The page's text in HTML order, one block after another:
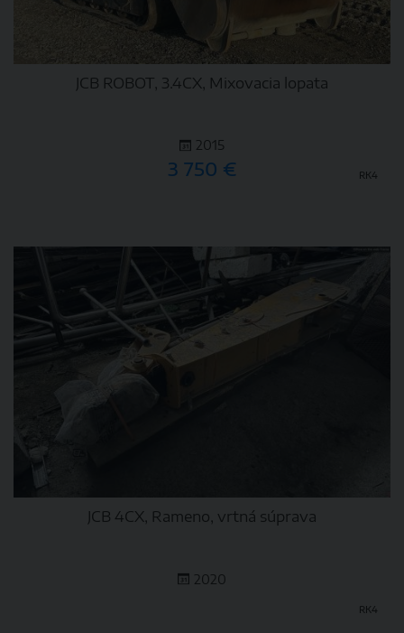
JCB ROBOT, 3.4CX, Mixovacia lopata
2015
3 750 € RK4
DETAIL
JCB 4CX, Rameno, vrtná súprava
2020
RK4